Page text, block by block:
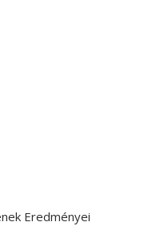
Eredményei